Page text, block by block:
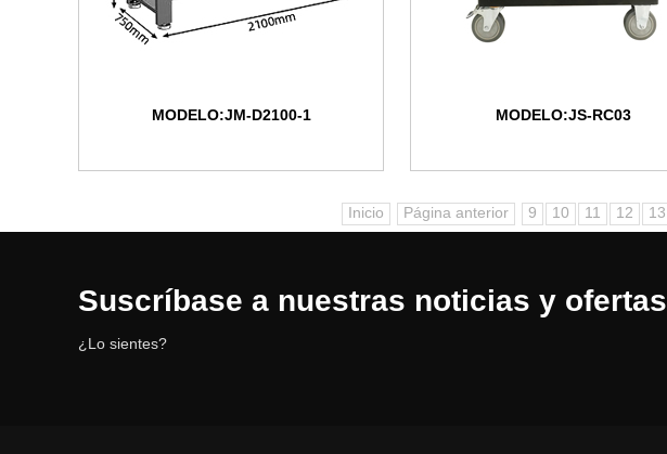
MODELO:JM-D2100-1 MODELO:JS-RC03
Inicio Página anterior 9 10 11 12 13
Suscríbase a nuestras noticias y ofertas
¿Lo sientes?